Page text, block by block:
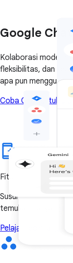
Google
Kolaborasi modern
fleksibilitas, dan
apa pun
Coba Chat untuk
Fitur pesan modern
Susun serta telusuri
temukan hal yang
Pelajari lebih lanjut